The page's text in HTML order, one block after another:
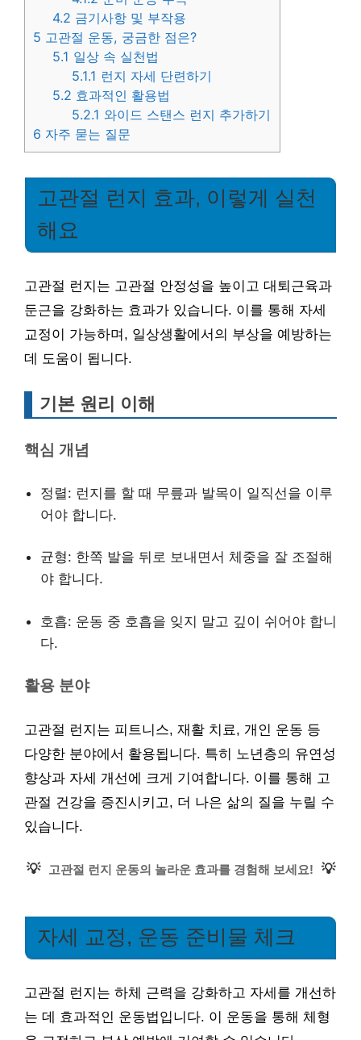
4.2 금기사항 및 부작용
5 고관절 운동, 궁금한 점은?
5.1 일상 속 실천법
5.1.1 런지 자세 단련하기
5.2 효과적인 활용법
5.2.1 와이드 스탠스 런지 추가하기
6 자주 묻는 질문
고관절 런지 효과, 이렇게 실천
해요
고관절 런지는 고관절 안정성을 높이고 대퇴근육과
둔근을 강화하는 효과가 있습니다. 이를 통해 자세
교정이 가능하며, 일상생활에서의 부상을 예방하는
데 도움이 됩니다.
기본 원리 이해
핵심 개념
정렬: 런지를 할 때 무릎과 발목이 일직선을 이루
어야 합니다.
균형: 한쪽 발을 뒤로 보내면서 체중을 잘 조절해
야 합니다.
호흡: 운동 중 호흡을 잊지 말고 깊이 쉬어야 합니
다.
활용 분야
고관절 런지는 피트니스, 재활 치료, 개인 운동 등
다양한 분야에서 활용됩니다. 특히 노년층의 유연성
향상과 자세 개선에 크게 기여합니다. 이를 통해 고
관절 건강을 증진시키고, 더 나은 삶의 질을 누릴 수
있습니다.
💡 고관절 런지 운동의 놀라운 효과를 경험해 보세요! 💡
자세 교정, 운동 준비물 체크
고관절 런지는 하체 근력을 강화하고 자세를 개선하
는 데 효과적인 운동법입니다. 이 운동을 통해 체형